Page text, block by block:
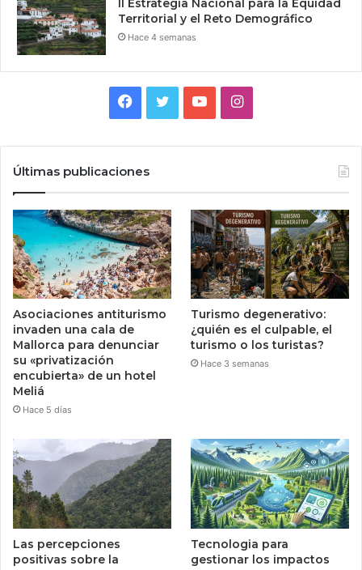
II Estrategia Nacional para la Equidad
Territorial y el Reto Demográfico
Hace 4 semanas
Facebook
TwitterYouTubeInstagram
Últimas publicaciones
Asociaciones antiturismo
invaden una cala de
Mallorca para denunciar
su «privatización
encubierta» de un hotel
Meliá
Hace 5 días
Turismo degenerativo:
¿quién es el culpable, el
turismo o los turistas?
Hace 3 semanas
Las percepciones
positivas sobre la
Tecnologia para
gestionar los impactos